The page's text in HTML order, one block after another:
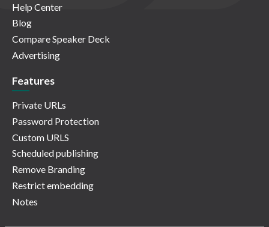
Help Center
Blog
Compare Speaker Deck
Advertising
Features
Private URLs
Password Protection
Custom URLS
Scheduled publishing
Remove Branding
Restrict embedding
Notes